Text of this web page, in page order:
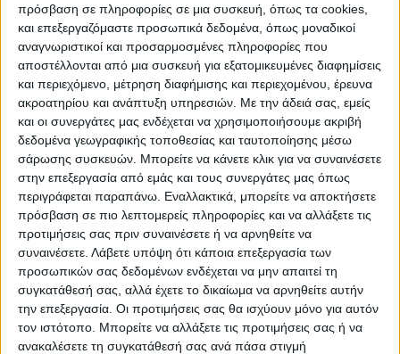
πρόσβαση σε πληροφορίες σε μια συσκευή, όπως τα cookies,
και επεξεργαζόμαστε προσωπικά δεδομένα, όπως μοναδικοί
αναγνωριστικοί και προσαρμοσμένες πληροφορίες που
αποστέλλονται από μια συσκευή για εξατομικευμένες διαφημίσεις
και περιεχόμενο, μέτρηση διαφήμισης και περιεχομένου, έρευνα
ακροατηρίου και ανάπτυξη υπηρεσιών. Με την άδειά σας, εμείς
και οι συνεργάτες μας ενδέχεται να χρησιμοποιήσουμε ακριβή
δεδομένα γεωγραφικής τοποθεσίας και ταυτοποίησης μέσω
σάρωσης συσκευών. Μπορείτε να κάνετε κλικ για να συναινέσετε
στην επεξεργασία από εμάς και τους συνεργάτες μας όπως
περιγράφεται παραπάνω. Εναλλακτικά, μπορείτε να αποκτήσετε
πρόσβαση σε πιο λεπτομερείς πληροφορίες και να αλλάξετε τις
προτιμήσεις σας πριν συναινέσετε ή να αρνηθείτε να
συναινέσετε. Λάβετε υπόψη ότι κάποια επεξεργασία των
προσωπικών σας δεδομένων ενδέχεται να μην απαιτεί τη
συγκατάθεσή σας, αλλά έχετε το δικαίωμα να αρνηθείτε αυτήν
την επεξεργασία. Οι προτιμήσεις σας θα ισχύουν μόνο για αυτόν
τον ιστότοπο. Μπορείτε να αλλάξετε τις προτιμήσεις σας ή να
ανακαλέσετε τη συγκατάθεσή σας ανά πάσα στιγμή
Για να χορηγηθεί το επίδομα, η αίτηση πρέπει να
υποβληθεί οριστικά και να έχει εγκριθεί.
Επισημαίνεται ότι αίτηση που έχει αποθηκευθεί
προσωρινά θεωρείται μη υποβληθείσα και δεν
λαμβάνεται υπόψη.
Για τη διευκόλυνση σας στην υποβολή της αίτησης
Α21, ο ΟΠΕΚΑ επισημαίνει τα ακόλουθα:
Οι ΑΜΚΑ όλων των μελών της οικογένειας που
καταχωρούνται στην Αίτηση – Υπεύθυνη Δήλωση
(Α21), πρέπει να είναι έγκυροι. (Υπάρχει δυνατότητα
ηλεκτρονικού ελέγχου και στοhttp://www.amka.gr/
Οι φοιτητές των ΑΕΙ-ΤΕΙ και λοιπών Σχολών Δημοσίου
πρέπει να έχουν ακαδημαϊκές ταυτότητες (πάσο) σε
ισχύ.